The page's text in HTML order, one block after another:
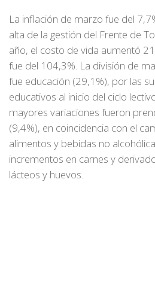
La inflación de marzo fue del
alta de la gestión del Frente de
año, el costo de vida aumentó
fue del 104,3%. La división de
fue educación (29,1%), por las
educativos al inicio del ciclo
mayores variaciones fueron
(9,4%), en coincidencia con el
alimentos y bebidas no
incrementos en carnes y
lácteos y huevos.